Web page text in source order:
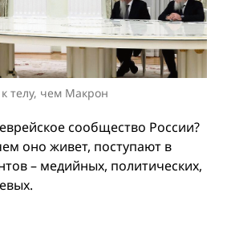
телу, чем Макрон
сообщество России?
оно живет, поступают в
– медийных, политических,